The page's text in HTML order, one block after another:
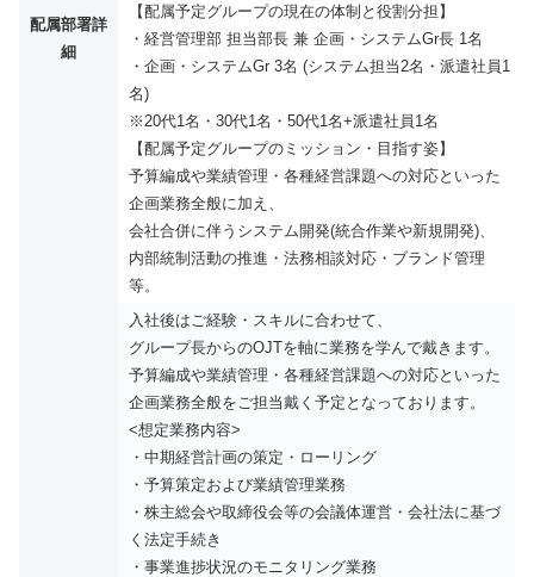
配属部署詳
細
【配属予定グループの現在の体制と役割分担】
・経営管理部 担当部長 兼 企画・システムGr長 1名
・企画・システムGr 3名 (システム担当2名・派遣社員1
名)
※20代1名・30代1名・50代1名+派遣社員1名
【配属予定グループのミッション・目指す姿】
予算編成や業績管理・各種経営課題への対応といった
企画業務全般に加え、
会社合併に伴うシステム開発(統合作業や新規開発)、
内部統制活動の推進・法務相談対応・ブランド管理
等。
入社後はご経験・スキルに合わせて、
グループ長からのOJTを軸に業務を学んで戴きます。
予算編成や業績管理・各種経営課題への対応といった
企画業務全般をご担当戴く予定となっております。
<想定業務内容>
・中期経営計画の策定・ローリング
・予算策定および業績管理業務
・株主総会や取締役会等の会議体運営・会社法に基づ
く法定手続き
・事業進捗状況のモニタリング業務